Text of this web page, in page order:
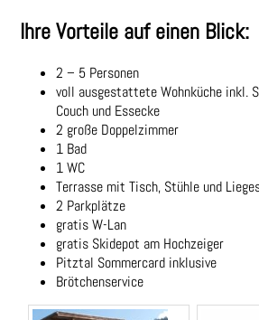
Preise
Anfrage/Buchen
Kontakt
Ihre Vorteile auf einen Blick:
2 – 5 Personen
voll ausgestattete Wohnküche inkl.
Couch und Essecke
2 große Doppelzimmer
1 Bad
1 WC
Terrasse mit Tisch, Stühle und
2 Parkplätze
gratis W-Lan
gratis Skidepot am Hochzeiger
Pitztal Sommercard inklusive
Brötchenservice